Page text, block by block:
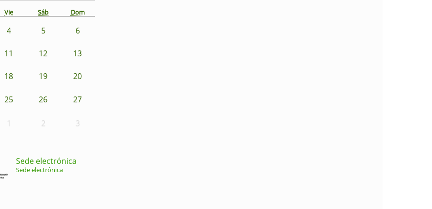
Vie Sáb Dom
4 5 6
11 12 13
18 19 20
25 26 27
1 2 3
Sede electrónica
Sede electrónica